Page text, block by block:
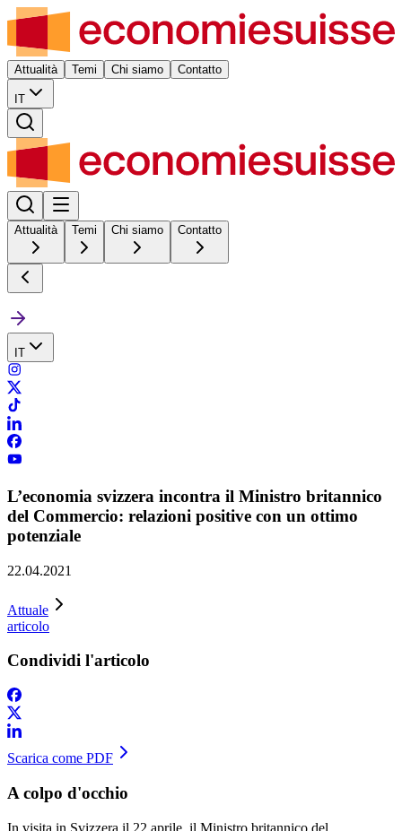
Attualità Temi Chi siamo Contatto
IT
Attualità Temi Chi siamo Contatto
IT
L’economia svizzera incontra il Ministro britannico
del Commercio: relazioni positive con un ottimo
potenziale
22.04.2021
Attuale
articolo
Condividi l'articolo
Scarica come PDF
A colpo d'occhio
In visita in Svizzera il 22 aprile, il Ministro britannico del